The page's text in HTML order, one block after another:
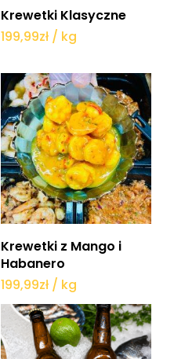
Dodaj do koszyka
Krewetki Klasyczne
199,99zł / kg
Dodaj do koszyka
Krewetki z Mango i
Habanero
199,99zł / kg